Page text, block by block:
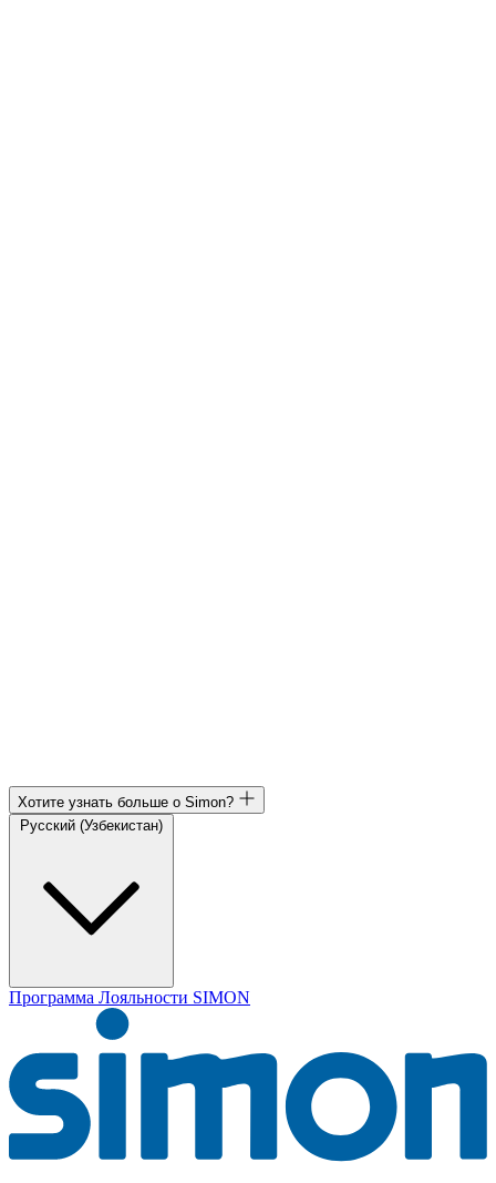
Хотите узнать больше о Simon?
Программа Лояльности SIMON